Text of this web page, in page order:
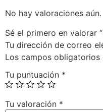
No hay valoraciones aún.
Sé el primero en valorar
Tu dirección de correo
Los campos obligatorios
Tu puntuación *
Tu valoración *